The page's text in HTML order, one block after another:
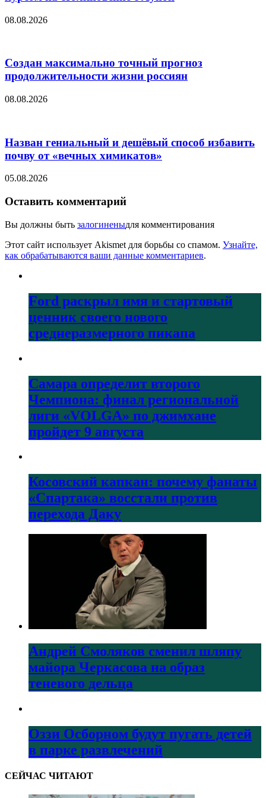
08.08.2026
Создан максимально точный прогноз
продолжительности жизни россиян
08.08.2026
Назван гениальный и дешёвый способ избавить
почву от «вечных химикатов»
05.08.2026
Оставить комментарий
Вы должны быть залогиненыдля комментирования
Этот сайт использует Akismet для борьбы со спамом. Узнайте,
как обрабатываются ваши данные комментариев.
Ford раскрыл имя и стартовый
ценник своего нового
среднеразмерного пикапа
Самара определит второго
Чемпиона: финал региональной
лиги «VOLGA» по джимхане
пройдет 9 августа
Косовский капкан: почему фанаты
«Спартака» восстали против
перехода Даку
Андрей Смоляков сменил шляпу
майора Черкасова на образ
теневого дельца
Оззи Осборном будут пугать детей
в парке развлечений
СЕЙЧАС ЧИТАЮТ